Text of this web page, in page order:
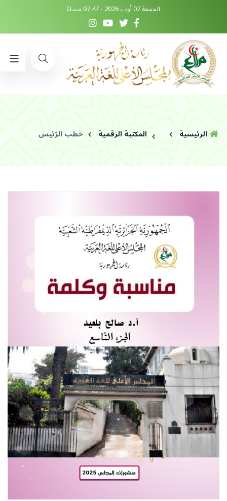
الجمعة 07 أوت 2026 - 07:47 مساءً
الرئيسية المكتبة الرقمية خطب الرّئيس